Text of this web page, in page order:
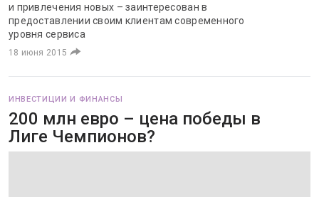
и привлечения новых – заинтересован в
предоставлении своим клиентам современного
уровня сервиса
18 июня 2015
ИНВЕСТИЦИИ И ФИНАНСЫ
200 млн евро – цена победы в
Лиге Чемпионов?